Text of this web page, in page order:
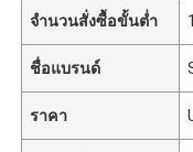
จำนวนสั่งซื้อขั้นต่ำ
ชื่อแบรนด์
ราคา